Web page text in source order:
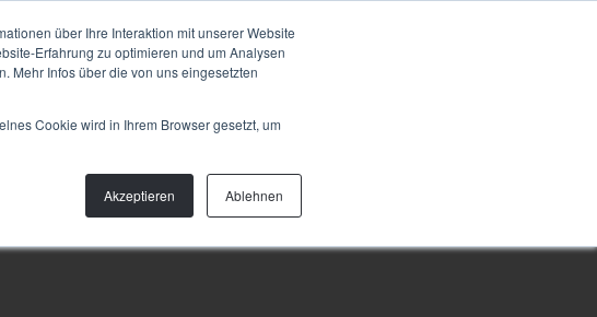
über Ihre Interaktion mit unserer Website
Erfahrung zu optimieren und um Analysen
Mehr Infos über die von uns eingesetzten
Cookie wird in Ihrem Browser gesetzt, um
Akzeptieren Ablehnen
ABOUT Talk to us